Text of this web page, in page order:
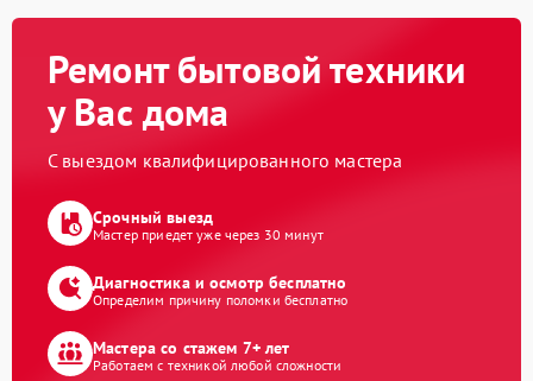
Ремонт бытовой техники
у Вас дома
С выездом квалифицированного мастера
Срочный выезд
Мастер приедет уже через 30 минут
Диагностика и осмотр бесплатно
Определим причину поломки бесплатно
Мастера со стажем 7+ лет
Работаем с техникой любой сложности